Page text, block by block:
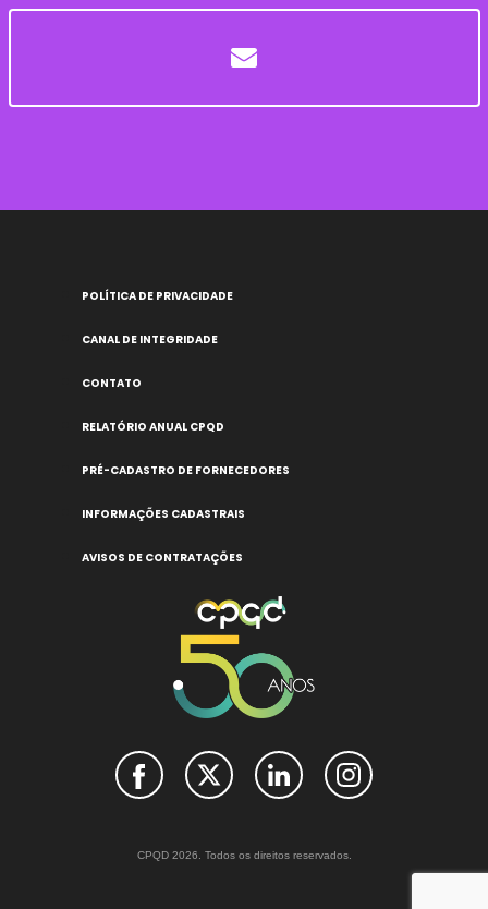
POLÍTICA DE PRIVACIDADE
CANAL DE INTEGRIDADE
CONTATO
RELATÓRIO ANUAL CPQD
PRÉ-CADASTRO DE FORNECEDORES
INFORMAÇÕES CADASTRAIS
AVISOS DE CONTRATAÇÕES
CPQD 2026. Todos os direitos reservados.